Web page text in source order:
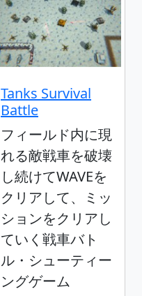
Tanks Survival
Battle
フィールド内に現
れる敵戦車を破壊
し続けてWAVEを
クリアして、ミッ
ションをクリアし
ていく戦車バト
ル・シューティー
ングゲーム